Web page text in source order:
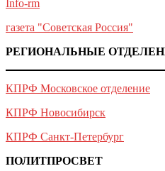
Info-rm
газета "Советская Россия"
РЕГИОНАЛЬНЫЕ
КПРФ Московское отделение
КПРФ Новосибирск
КПРФ Санкт-Петербург
ПОЛИТПРОСВЕТ